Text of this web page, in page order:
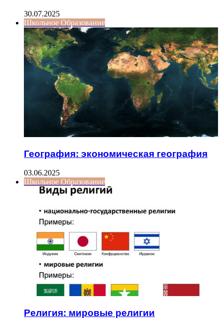
30.07.2025
Школьное Образование
География: экономическая география
03.06.2025
Школьное Образование
Религия: мировые религии